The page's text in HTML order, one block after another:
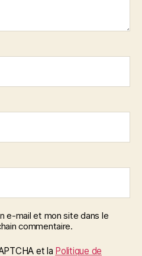
e-mail et mon site dans le
commentaire.
et la Politique de